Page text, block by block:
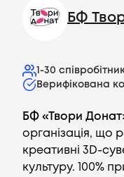
БФ
1-30
Верифікована
БФ «Твори
організація, що
креативні 3D-
культуру. 100%